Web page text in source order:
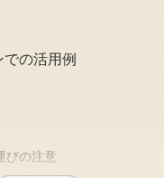
の活用例
びの注意